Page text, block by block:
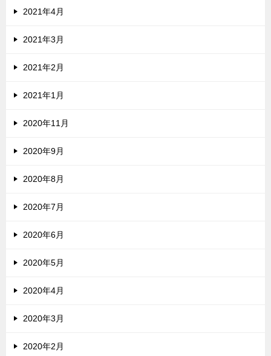
2021年4月
2021年3月
2021年2月
2021年1月
2020年11月
2020年9月
2020年8月
2020年7月
2020年6月
2020年5月
2020年4月
2020年3月
2020年2月